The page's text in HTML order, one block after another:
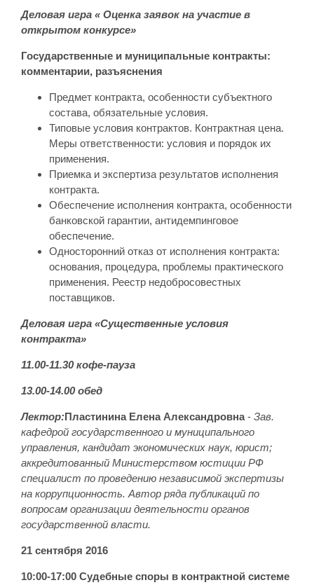
Деловая игра « Оценка заявок на участие в
открытом конкурсе»
Государственные и муниципальные контракты:
комментарии, разъяснения
Предмет контракта, особенности субъектного
состава, обязательные условия.
Типовые условия контрактов. Контрактная цена.
Меры ответственности: условия и порядок их
применения.
Приемка и экспертиза результатов исполнения
контракта.
Обеспечение исполнения контракта, особенности
банковской гарантии, антидемпинговое
обеспечение.
Односторонний отказ от исполнения контракта:
основания, процедура, проблемы практического
применения. Реестр недобросовестных
поставщиков.
Деловая игра «Существенные условия
контракта»
11.00-11.30 кофе-пауза
13.00-14.00 обед
Лектор:Пластинина Елена Александровна- Зав.
кафедрой государственного и муниципального
управления, кандидат экономических наук, юрист;
аккредитованный Министерством юстиции РФ
специалист по проведению независимой экспертизы
на коррупционность. Автор ряда публикаций по
вопросам организации деятельности органов
государственной власти.
21 сентября 2016
10:00-17:00 Судебные споры в контрактной системе